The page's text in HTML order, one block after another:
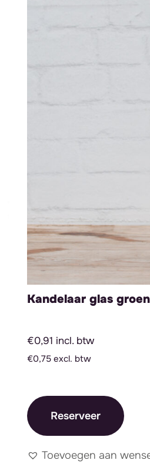
Kandelaar glas groen
€0,91 incl. btw
€0,75 excl. btw
Reserveer
Toevoegen aan